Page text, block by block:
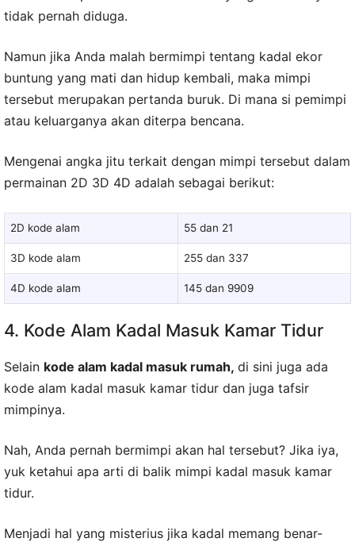
tidak pernah diduga.
Namun jika Anda malah bermimpi tentang kadal ekor
buntung yang mati dan hidup kembali, maka mimpi
tersebut merupakan pertanda buruk. Di mana si pemimpi
atau keluarganya akan diterpa bencana.
Mengenai angka jitu terkait dengan mimpi tersebut dalam
permainan 2D 3D 4D adalah sebagai berikut:
2D kode alam 55 dan 21
3D kode alam 255 dan 337
4D kode alam 145 dan 9909
4. Kode Alam Kadal Masuk Kamar Tidur
Selain kode alam kadal masuk rumah, di sini juga ada
kode alam kadal masuk kamar tidur dan juga tafsir
mimpinya.
Nah, Anda pernah bermimpi akan hal tersebut? Jika iya,
yuk ketahui apa arti di balik mimpi kadal masuk kamar
tidur.
Menjadi hal yang misterius jika kadal memang benar-